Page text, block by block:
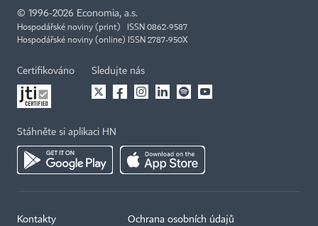
© 1996-2026 Economia, a.s.
Hospodářské noviny (print) ISSN 0862-9587
Hospodářské noviny (online) ISSN 2787-950X
Certifikováno Sledujte nás
Stáhněte si aplikaci HN
Kontakty Ochrana osobních údajů